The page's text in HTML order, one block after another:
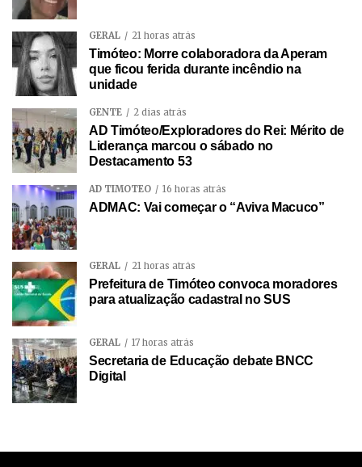
GERAL 21 horas atrás
Timóteo: Morre colaboradora da Aperam
que ficou ferida durante incêndio na
unidade
GENTE 2 dias atrás
AD Timóteo/Exploradores do Rei: Mérito de
Liderança marcou o sábado no
Destacamento 53
AD TIMÓTEO 16 horas atrás
ADMAC: Vai começar o “Aviva Macuco”
GERAL 21 horas atrás
Prefeitura de Timóteo convoca moradores
para atualização cadastral no SUS
GERAL 17 horas atrás
Secretaria de Educação debate BNCC
Digital